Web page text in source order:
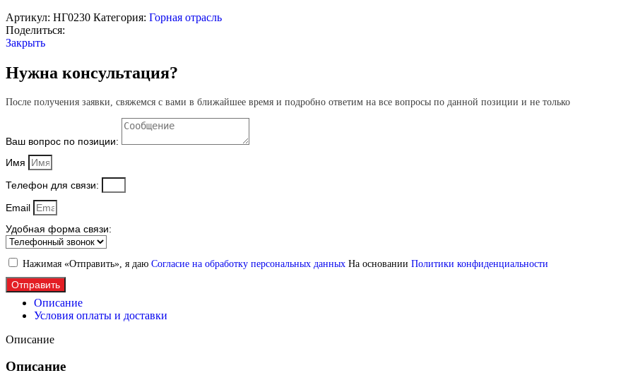
Артикул: НГ0230 Категория: Горная отрасль
Поделиться:
Закрыть
Нужна консультация?
После получения заявки, свяжемся с вами в ближайшее время и подробно ответим на все вопросы по данной позиции и не только
Ваш вопрос по позиции:
Имя
Телефон для связи:
Email
Удобная форма связи:
Нажимая «Отправить», я даю Согласие на обработку персональных данных На основании Политики конфиденциальности
Отправить
Описание
Условия оплаты и доставки
Описание
Описание